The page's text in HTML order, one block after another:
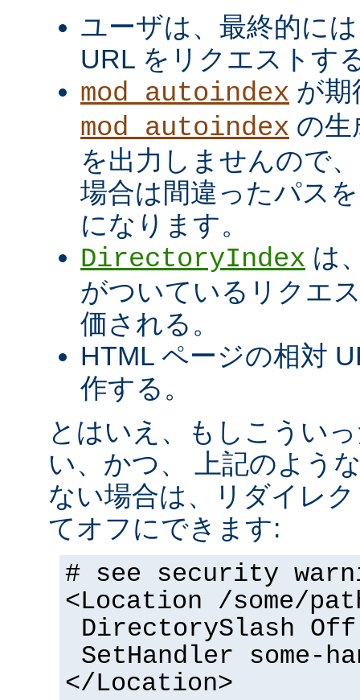
ユーザは、最終的に
URL をリクエストす
mod_autoindex が期
mod_autoindex の生
を出力しませんので
場合は間違ったパス
になります。
DirectoryIndex は
がついているリクエ
価される。
HTML ページの相対
作する。
とはいえ、もしこうい
い、かつ、 上記のよう
ない場合は、リダイレ
てオフにできます:
# see security
<Location /some/
DirectorySlash Off
SetHandler some-
</Location>